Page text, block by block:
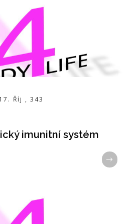
17. Říj ,343
imunitní systém